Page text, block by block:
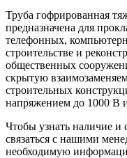
Труба гофрированная
предназначена для
телефонных,
строительстве и
общественных
скрытую
строительных
напряжением до 1000 В
Чтобы узнать наличие и
связаться с нашими
необходимую